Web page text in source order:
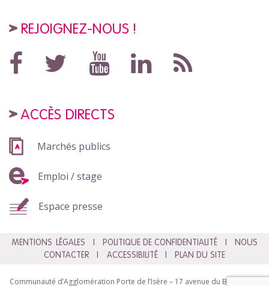
REJOIGNEZ-NOUS !
ACCÈS DIRECTS
Marchés publics
Emploi / stage
Espace presse
MENTIONS LÉGALES POLITIQUE DE CONFIDENTIALITÉ
NOUS
CONTACTER
ACCESSIBILITÉ PLAN DU SITE
Communauté d’Agglomération Porte de l’Isère – 17 avenue du Bourg – BP